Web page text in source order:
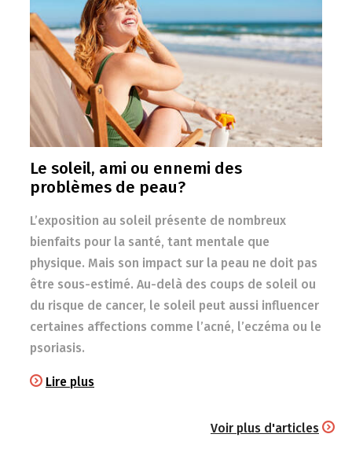
Le soleil, ami ou ennemi des
problèmes de peau?
L’exposition au soleil présente de nombreux
bienfaits pour la santé, tant mentale que
physique. Mais son impact sur la peau ne doit pas
être sous-estimé. Au-delà des coups de soleil ou
du risque de cancer, le soleil peut aussi influencer
certaines affections comme l’acné, l’eczéma ou le
psoriasis.
Lire plus
Voir plus d'articles